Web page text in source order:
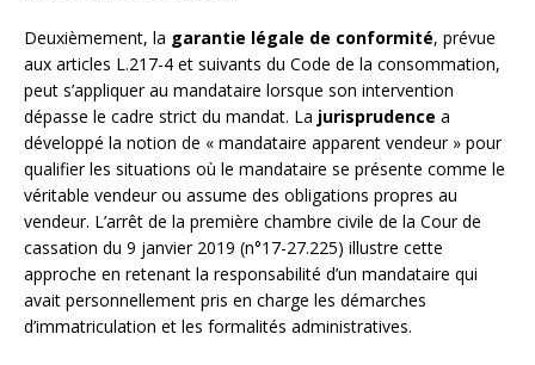
Deuxièmement, la garantie légale de conformité, prévue
aux articles L.217-4 et suivants du Code de la consommation,
peut s’appliquer au mandataire lorsque son intervention
dépasse le cadre strict du mandat. La jurisprudence a
développé la notion de « mandataire apparent vendeur » pour
qualifier les situations où le mandataire se présente comme le
véritable vendeur ou assume des obligations propres au
vendeur. L’arrêt de la première chambre civile de la Cour de
cassation du 9 janvier 2019 (n°17-27.225) illustre cette
approche en retenant la responsabilité d’un mandataire qui
avait personnellement pris en charge les démarches
d’immatriculation et les formalités administratives.